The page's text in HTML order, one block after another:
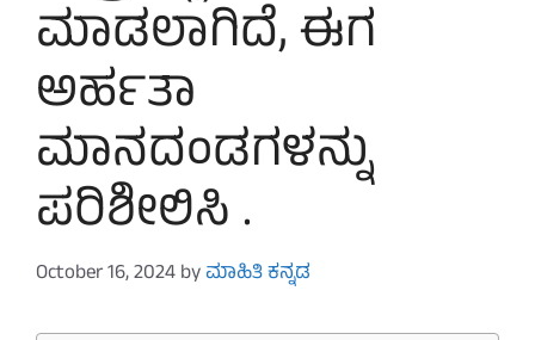
ಮಾಡಲಾಗಿದೆ, ಈಗ
ಅರ್ಹತಾ
ಮಾನದಂಡಗಳನ್ನು
ಪರಿಶೀಲಿಸಿ .
October 16, 2024byಮಾಹಿತಿ ಕನ್ನಡ